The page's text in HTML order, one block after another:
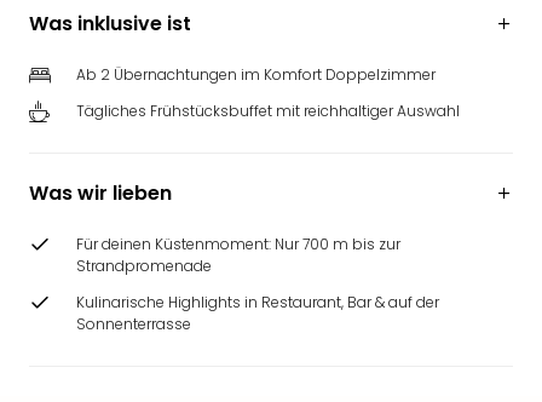
Was inklusive ist
Ab 2 Übernachtungen im Komfort Doppelzimmer
Tägliches Frühstücksbuffet mit reichhaltiger Auswahl
Was wir lieben
Für deinen Küstenmoment: Nur 700 m bis zur
Strandpromenade
Kulinarische Highlights in Restaurant, Bar & auf der
Sonnenterrasse